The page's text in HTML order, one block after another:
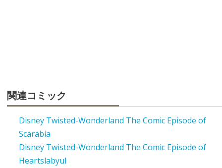
関連コミック
Disney Twisted-Wonderland The Comic Episode of
Scarabia
Disney Twisted-Wonderland The Comic Episode of
Heartslabyul